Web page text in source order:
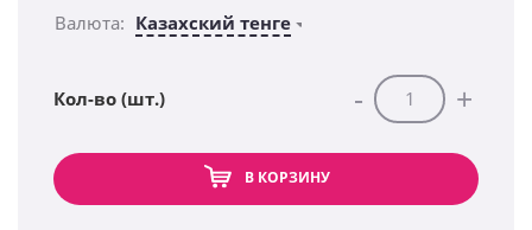
Валюта: Казахский тенге
Кол-во (шт.) - +
В КОРЗИНУ